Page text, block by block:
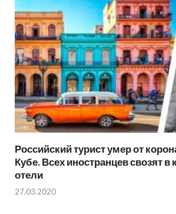
Российский турист умер от
Кубе. Всех иностранцев свозят
отели
27.03.2020